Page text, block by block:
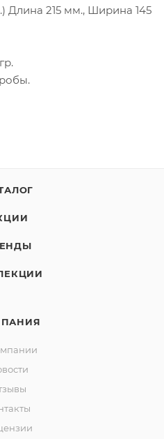
Длина 215 мм., Ширина 145